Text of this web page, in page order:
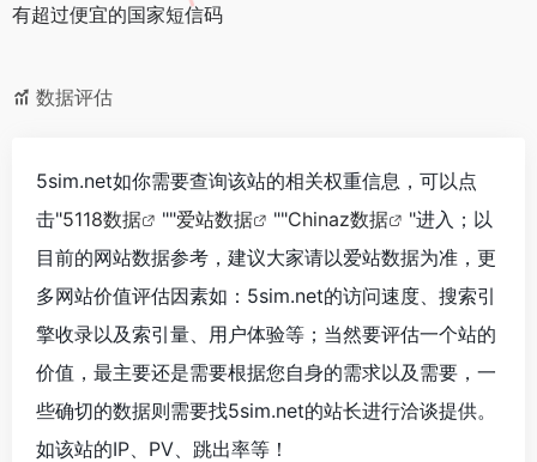
有超过便宜的国家短信码
数据评估
5sim.net如你需要查询该站的相关权重信息，可以点
击"5118数据 ""爱站数据 ""Chinaz数据
"进入；以
目前的网站数据参考，建议大家请以爱站数据为准，更
多网站价值评估因素如：5sim.net的访问速度、搜索引
擎收录以及索引量、用户体验等；当然要评估一个站的
价值，最主要还是需要根据您自身的需求以及需要，一
些确切的数据则需要找5sim.net的站长进行洽谈提供。
如该站的IP、PV、跳出率等！